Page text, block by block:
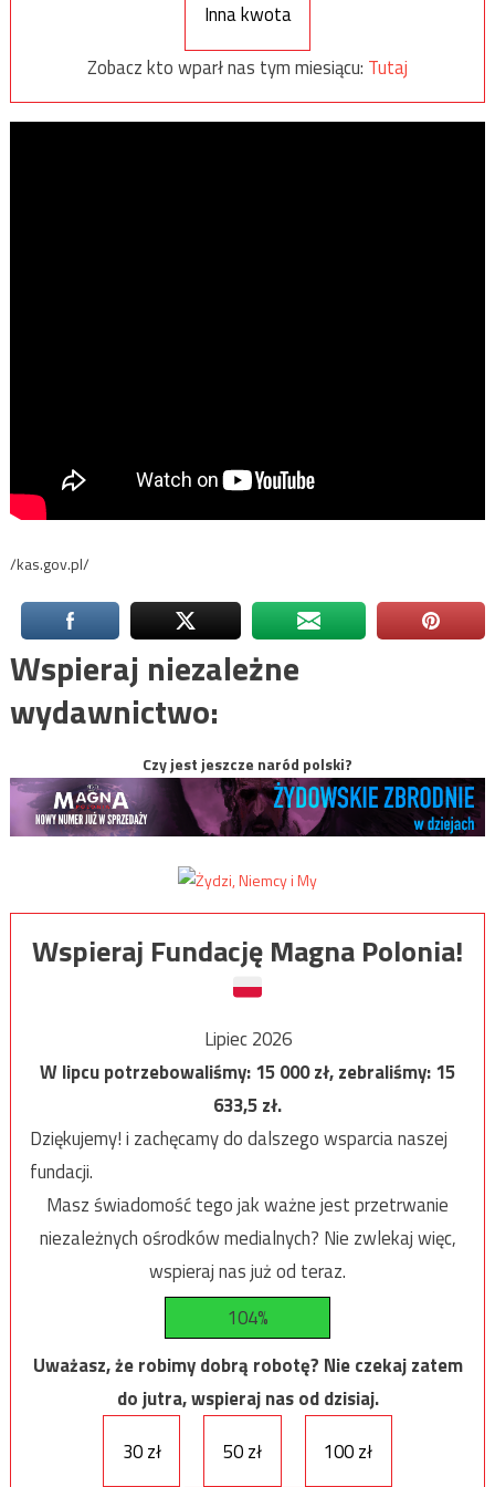
Inna kwota
Zobacz kto wparł nas tym miesiącu: Tutaj
/kas.gov.pl/
Wspieraj niezależne
wydawnictwo:
Czy jest jeszcze naród polski?
Wspieraj Fundację Magna Polonia!
Lipiec 2026
W lipcu potrzebowaliśmy:15 000zł, zebraliśmy:15
633,5zł.
Dziękujemy! i zachęcamy do dalszego wsparcia naszej
fundacji.
Masz świadomość tego jak ważne jest przetrwanie
niezależnych ośrodków medialnych? Nie zwlekaj więc,
wspieraj nas już od teraz.
104%
Uważasz, że robimy dobrą robotę? Nie czekaj zatem
do jutra, wspieraj nas od dzisiaj.
30 zł
50 zł 100 zł